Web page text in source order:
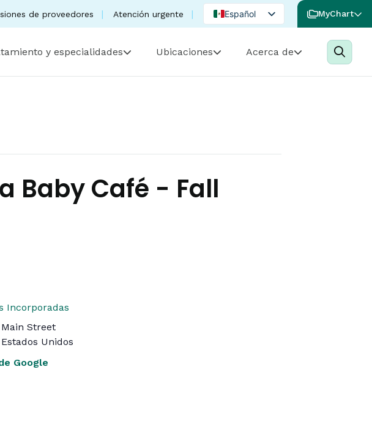
de proveedores Atención urgente
Español
Portuguese
MyChart
y especialidades Ubicaciones Acerca de
Baby Café - Fall
Incorporadas
Street
Estados Unidos
Google